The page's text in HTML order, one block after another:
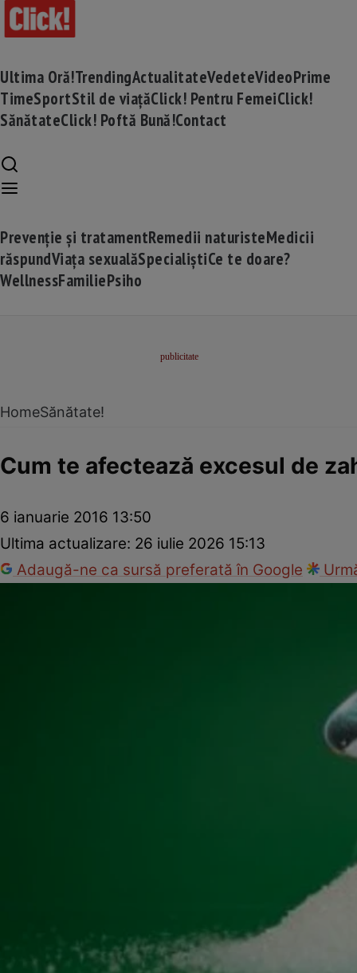
Ultima Oră!TrendingActualitateVedeteVideoPrime
TimeSportStil de viațăClick! Pentru FemeiClick!
SănătateClick! Poftă Bună!Contact
Prevenție și tratamentRemedii naturisteMedicii
răspundViața sexualăSpecialiștiCe te doare?
WellnessFamiliePsiho
HomeSănătate!
Cum te afectează excesul de
6 ianuarie 2016 13:50
Ultima actualizare: 26 iulie 2026 15:13
Adaugă-ne ca sursă preferată în Google